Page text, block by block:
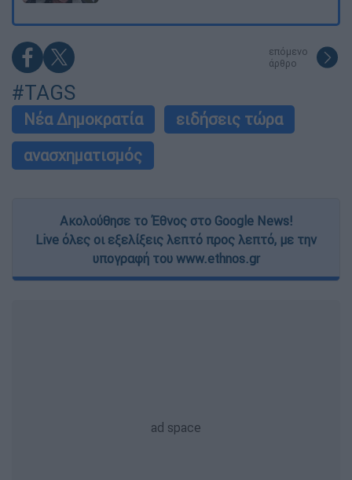
επόμενο
άρθρο
#TAGS
Νέα Δημοκρατία
ειδήσεις τώρα
ανασχηματισμός
Ακολούθησε το Έθνος στο Google News!
Live όλες οι εξελίξεις λεπτό προς λεπτό, με την
υπογραφή του www.ethnos.gr